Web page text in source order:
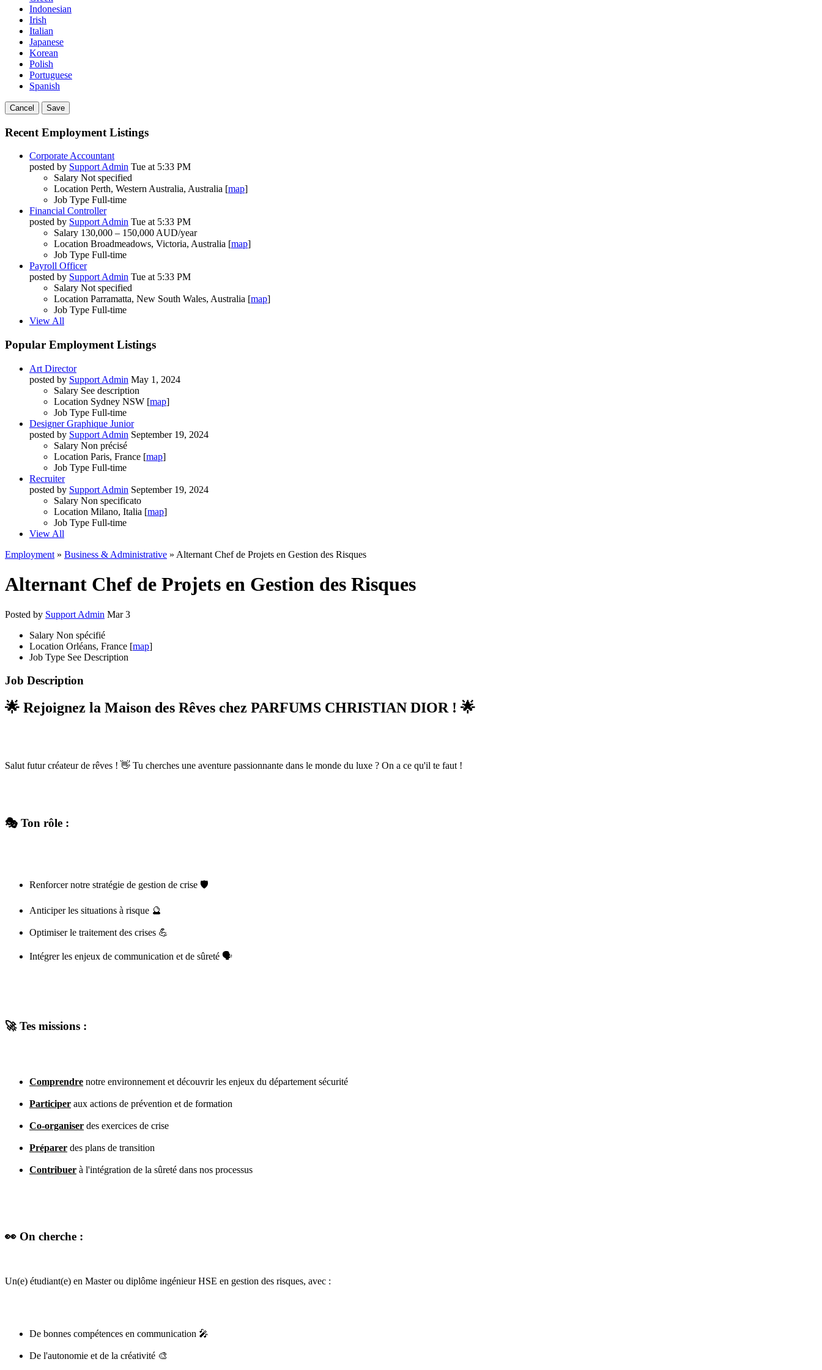
Indonesian
Irish
Italian
Japanese
Korean
Polish
Portuguese
Spanish
Cancel Save
Recent Employment Listings
Corporate Accountant
posted by Support Admin Tue at 5:33 PM
Salary Not specified
Location Perth, Western Australia, Australia [map]
Job Type Full-time
Financial Controller
posted by Support Admin Tue at 5:33 PM
Salary 130,000 – 150,000 AUD/year
Location Broadmeadows, Victoria, Australia [map]
Job Type Full-time
Payroll Officer
posted by Support Admin Tue at 5:33 PM
Salary Not specified
Location Parramatta, New South Wales, Australia [map]
Job Type Full-time
View All
Popular Employment Listings
Art Director
posted by Support Admin May 1, 2024
Salary See description
Location Sydney NSW [map]
Job Type Full-time
Designer Graphique Junior
posted by Support Admin September 19, 2024
Salary Non précisé
Location Paris, France [map]
Job Type Full-time
Recruiter
posted by Support Admin September 19, 2024
Salary Non specificato
Location Milano, Italia [map]
Job Type Full-time
View All
Employment » Business & Administrative » Alternant Chef de Projets en Gestion des Risques
Alternant Chef de Projets en Gestion des Risques
Posted by Support Admin Mar 3
Salary Non spécifié
Location Orléans, France [map]
Job Type See Description
Job Description
🌟 Rejoignez la Maison des Rêves chez PARFUMS CHRISTIAN DIOR! 🌟
Salut futur créateur de rêves ! 👋 Tu cherches une aventure passionnante dans le monde du luxe ? On a ce qu'il te faut !
🎭 Ton rôle :
Renforcer notre stratégie de gestion de crise 🛡️
Anticiper les situations à risque 🔮
Optimiser le traitement des crises 💪
Intégrer les enjeux de communication et de sûreté 🗣️
🚀 Tes missions :
Comprendre notre environnement et découvrir les enjeux du département sécurité
Participer aux actions de prévention et de formation
Co-organiser des exercices de crise
Préparer des plans de transition
Contribuer à l'intégration de la sûreté dans nos processus
👀 On cherche :
Un(e) étudiant(e) en Master ou diplôme ingénieur HSE en gestion des risques, avec :
De bonnes compétences en communication 🎤
De l'autonomie et de la créativité 🎨